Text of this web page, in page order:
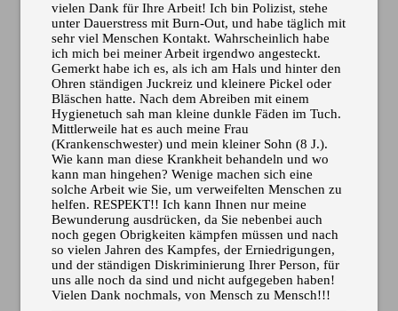
vielen Dank für Ihre Arbeit! Ich bin Polizist, stehe
unter Dauerstress mit Burn-Out, und habe täglich mit
sehr viel Menschen Kontakt. Wahrscheinlich habe
ich mich bei meiner Arbeit irgendwo angesteckt.
Gemerkt habe ich es, als ich am Hals und hinter den
Ohren ständigen Juckreiz und kleinere Pickel oder
Bläschen hatte. Nach dem Abreiben mit einem
Hygienetuch sah man kleine dunkle Fäden im Tuch.
Mittlerweile hat es auch meine Frau
(Krankenschwester) und mein kleiner Sohn (8 J.).
Wie kann man diese Krankheit behandeln und wo
kann man hingehen? Wenige machen sich eine
solche Arbeit wie Sie, um verweifelten Menschen zu
helfen. RESPEKT!! Ich kann Ihnen nur meine
Bewunderung ausdrücken, da Sie nebenbei auch
noch gegen Obrigkeiten kämpfen müssen und nach
so vielen Jahren des Kampfes, der Erniedrigungen,
und der ständigen Diskriminierung Ihrer Person, für
uns alle noch da sind und nicht aufgegeben haben!
Vielen Dank nochmals, von Mensch zu Mensch!!!